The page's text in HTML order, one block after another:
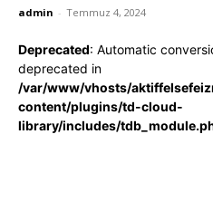
admin - Temmuz 4, 2024
Deprecated: Automatic
deprecated in
/var/www/vhosts/
content/plugins/td-cloud-
library/includes/